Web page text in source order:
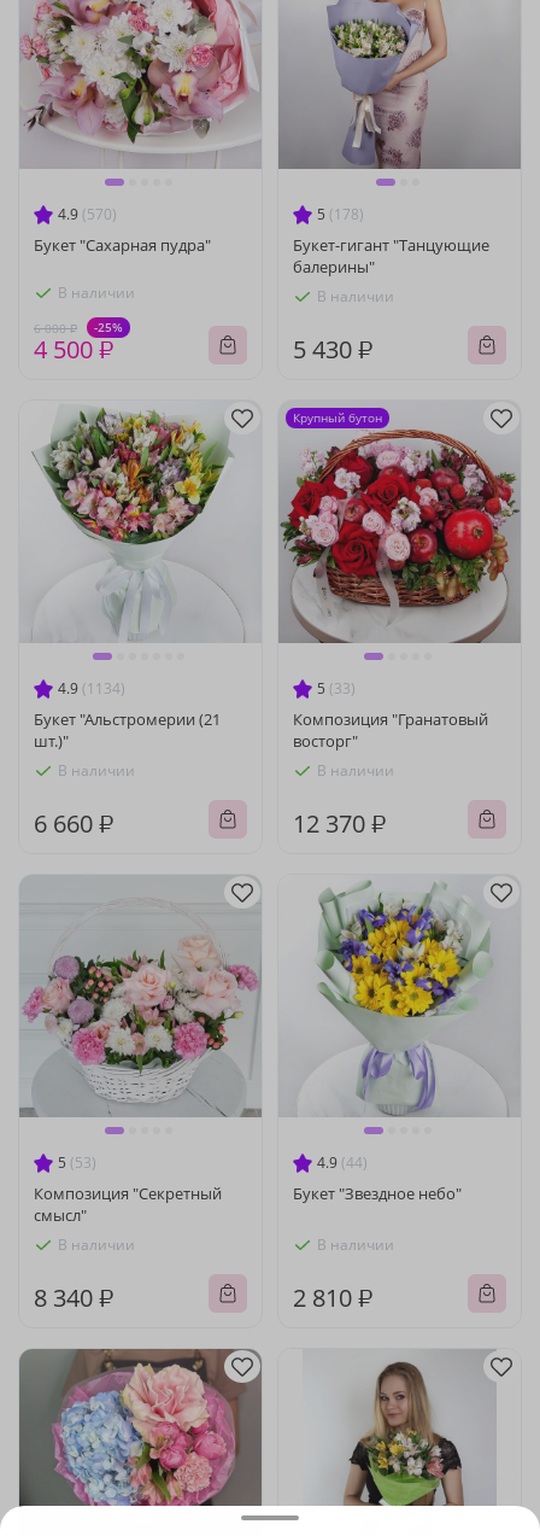
4.9 (570)
Букет "Сахарная пудра"
В наличии
6 000 ₽ -25%
4 500 ₽
5 (178)
Букет-гигант "Танцующие
балерины"
В наличии
5 430 ₽
4.9 (1134)
Букет "Альстромерии (21
шт.)"
В наличии
6 660 ₽
5 (33)
Композиция "Гранатовый
восторг"
В наличии
12 370 ₽
Крупный бутон
5 (53)
Композиция "Секретный
смысл"
В наличии
8 340 ₽
4.9 (44)
Букет "Звездное небо"
В наличии
2 810 ₽